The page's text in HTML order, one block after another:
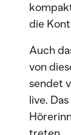
die
Auch
von
sendet
live.